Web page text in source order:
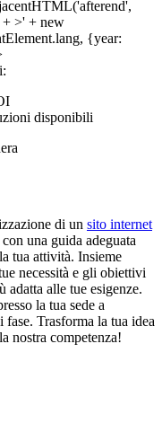
disponibili
di un sito internet
una guida adeguata
tua attività. Insieme
necessità e gli obiettivi
alle tue esigenze.
la tua sede a
Trasforma la tua idea
nostra competenza!